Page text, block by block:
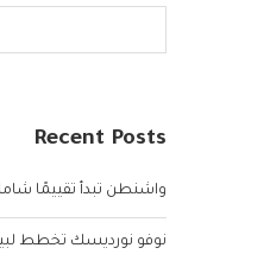
Recent Posts
واشنطن تبدأ تقييمًا
نوفو نورديسك تخطط